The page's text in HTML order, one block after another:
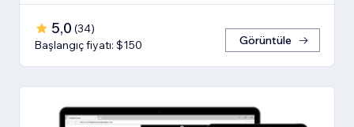
5,0 (34)
Başlangıç fiyatı: $150
Görüntüle